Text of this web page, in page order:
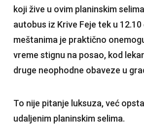
koji žive u ovim planinskim
autobus iz Krive Feje tek u 12.10
meštanima je praktično
vreme stignu na posao, kod
druge neophodne obaveze u
To nije pitanje luksuza, već
udaljenim planinskim selima.